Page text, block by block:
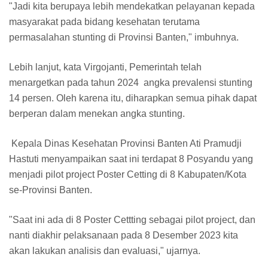
"Jadi kita berupaya lebih mendekatkan pelayanan kepada
masyarakat pada bidang kesehatan terutama
permasalahan stunting di Provinsi Banten," imbuhnya.
Lebih lanjut, kata Virgojanti, Pemerintah telah
menargetkan pada tahun 2024 angka prevalensi stunting
14 persen. Oleh karena itu, diharapkan semua pihak dapat
berperan dalam menekan angka stunting.
Kepala Dinas Kesehatan Provinsi Banten Ati Pramudji
Hastuti menyampaikan saat ini terdapat 8 Posyandu yang
menjadi pilot project Poster Cetting di 8 Kabupaten/Kota
se-Provinsi Banten.
"Saat ini ada di 8 Poster Cettting sebagai pilot project, dan
nanti diakhir pelaksanaan pada 8 Desember 2023 kita
akan lakukan analisis dan evaluasi," ujarnya.